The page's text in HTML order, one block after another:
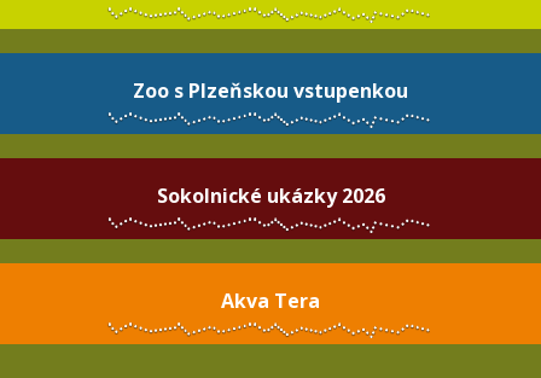
Zoo s Plzeňskou vstupenkou
Sokolnické ukázky 2026
Akva Tera